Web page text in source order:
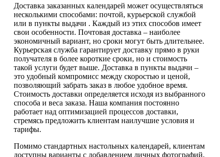
Доставка заказанных календарей может осуществляться
несколькими способами: почтой, курьерской службой
или в пункты выдачи . Каждый из этих способов имеет
свои особенности. Почтовая доставка – наиболее
экономичный вариант, но сроки могут быть длительнее.
Курьерская служба гарантирует доставку прямо в руки
получателя в более короткие сроки, но и стоимость
такой услуги будет выше. Доставка в пункты выдачи –
это удобный компромисс между скоростью и ценой,
позволяющий забрать заказ в любое удобное время.
Стоимость доставки определяется исходя из выбранного
способа и веса заказа. Наша компания постоянно
работает над оптимизацией процессов доставки,
стремясь предложить клиентам наилучшие условия и
тарифы.
Помимо стандартных настольных календарей, клиентам
доступны варианты с добавлением личных фотографий,